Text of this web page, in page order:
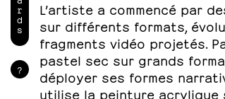
r
d
s
?
L’artiste a commencé par
sur différents formats,
fragments vidéo projetés.
pastel sec sur grands
déployer ses formes
utilise la peinture acrylique